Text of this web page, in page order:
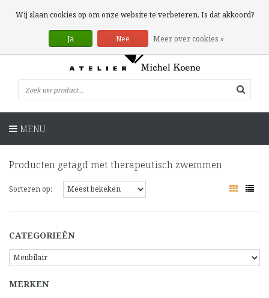
0 Artikelen
MENU
Producten getagd met therapeutisch zwemmen
Sorteren op:
CATEGORIEËN
MERKEN
Wij slaan cookies op om onze website te verbeteren. Is dat akkoord?
Ja Nee Meer over cookies »